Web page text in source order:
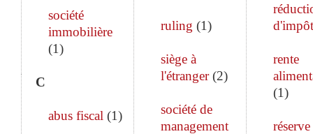
société
immobilière
(1)
C
abus fiscal (1)
ruling (1)
siège à
l'étranger(2)
société de
management
d'impôt
rente
(1)
réserve